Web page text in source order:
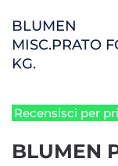
BLUMEN
MISC.PRATO
KG.
Recensisci per
BLUMEN